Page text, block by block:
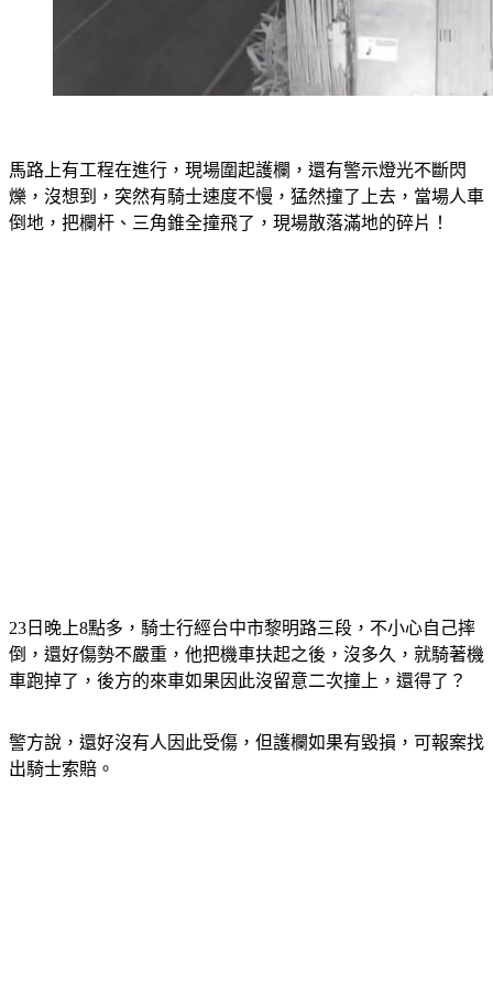
馬路上有工程在進行，現場圍起護欄，還有警示燈光不斷閃
爍，沒想到，突然有騎士速度不慢，猛然撞了上去，當場人車
倒地，把欄杆、三角錐全撞飛了，現場散落滿地的碎片！
23日晚上8點多，騎士行經台中市黎明路三段，不小心自己摔
倒，還好傷勢不嚴重，他把機車扶起之後，沒多久，就騎著機
車跑掉了，後方的來車如果因此沒留意二次撞上，還得了？
警方說，還好沒有人因此受傷，但護欄如果有毀損，可報案找
出騎士索賠。